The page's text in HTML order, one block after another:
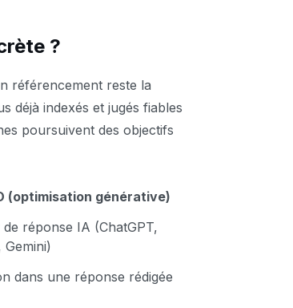
?
référencement reste la
déjà indexés et jugés fiables
poursuivent des objectifs
(optimisation générative)
réponse IA (ChatGPT,
dans une réponse rédigée